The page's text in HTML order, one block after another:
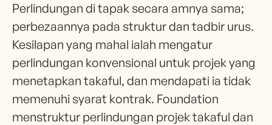
Perlindungan di tapak secara amnya sama;
perbezaannya pada struktur dan tadbir urus.
Kesilapan yang mahal ialah mengatur
perlindungan konvensional untuk projek yang
menetapkan takaful, dan mendapati ia tidak
memenuhi syarat kontrak. Foundation
menstruktur perlindungan projek takaful dan